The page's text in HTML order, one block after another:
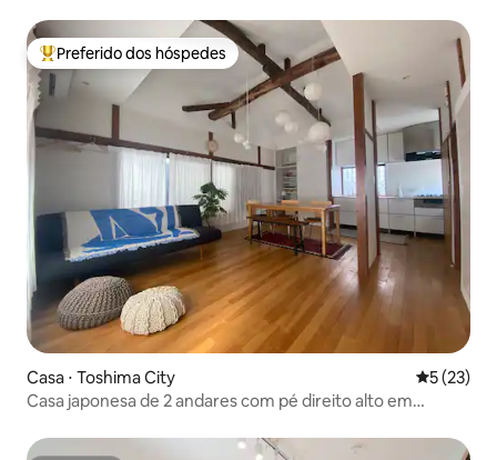
Entre os melhores preferidos dos hóspedes
Preferido dos hóspedes
Casa ⋅ Toshima City 5 de uma
5 (23)
Casa japonesa de 2 andares com pé direito alto em